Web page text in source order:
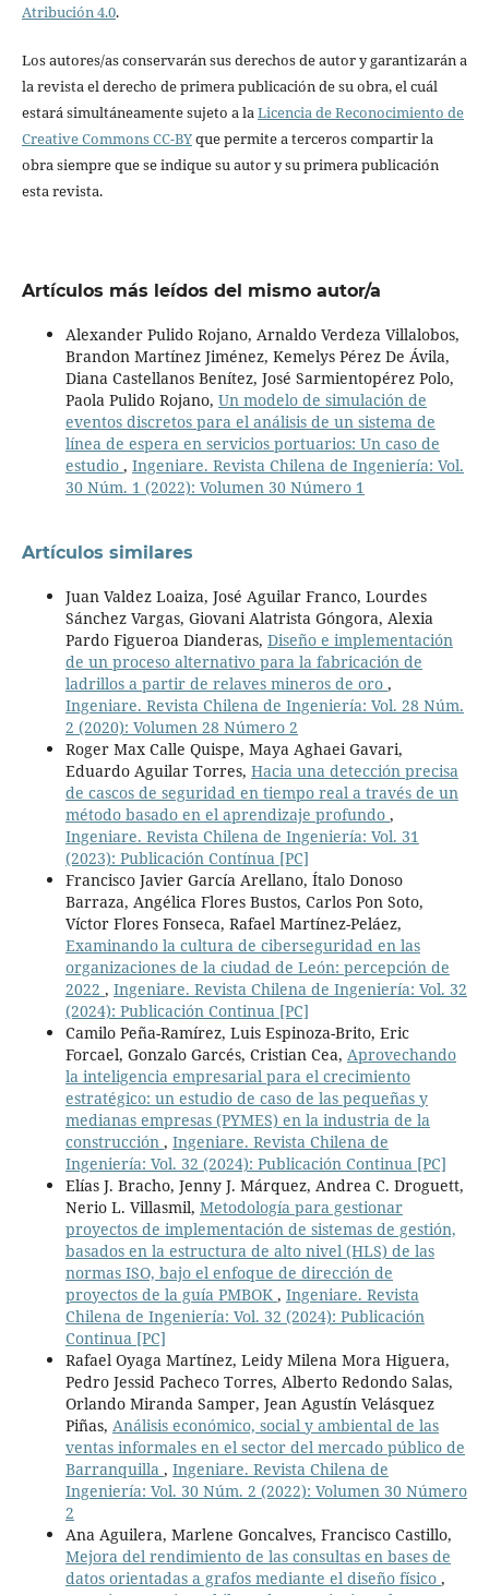
Atribución 4.0.
Los autores/as conservarán sus derechos de autor y garantizarán a
la revista el derecho de primera publicación de su obra, el cuál
estará simultáneamente sujeto a la Licencia de Reconocimiento de
Creative Commons CC-BYque permite a terceros compartir la
obra siempre que se indique su autor y su primera publicación
esta revista.
Artículos más leídos del mismo autor/a
Alexander Pulido Rojano, Arnaldo Verdeza Villalobos,
Brandon Martínez Jiménez, Kemelys Pérez De Ávila,
Diana Castellanos Benítez, José Sarmientopérez Polo,
Paola Pulido Rojano, Un modelo de simulación de
eventos discretos para el análisis de un sistema de
línea de espera en servicios portuarios: Un caso de
estudio , Ingeniare. Revista Chilena de Ingeniería: Vol.
30 Núm. 1 (2022): Volumen 30 Número 1
Artículos similares
Juan Valdez Loaiza, José Aguilar Franco, Lourdes
Sánchez Vargas, Giovani Alatrista Góngora, Alexia
Pardo Figueroa Dianderas, Diseño e implementación
de un proceso alternativo para la fabricación de
ladrillos a partir de relaves mineros de oro ,
Ingeniare. Revista Chilena de Ingeniería: Vol. 28 Núm.
2 (2020): Volumen 28 Número 2
Roger Max Calle Quispe, Maya Aghaei Gavari,
Eduardo Aguilar Torres, Hacia una detección precisa
de cascos de seguridad en tiempo real a través de un
método basado en el aprendizaje profundo ,
Ingeniare. Revista Chilena de Ingeniería: Vol. 31
(2023): Publicación Contínua [PC]
Francisco Javier García Arellano, Ítalo Donoso
Barraza, Angélica Flores Bustos, Carlos Pon Soto,
Víctor Flores Fonseca, Rafael Martínez-Peláez,
Examinando la cultura de ciberseguridad en las
organizaciones de la ciudad de León: percepción de
2022 , Ingeniare. Revista Chilena de Ingeniería: Vol. 32
(2024): Publicación Continua [PC]
Camilo Peña-Ramírez, Luis Espinoza-Brito, Eric
Forcael, Gonzalo Garcés, Cristian Cea, Aprovechando
la inteligencia empresarial para el crecimiento
estratégico: un estudio de caso de las pequeñas y
medianas empresas (PYMES) en la industria de la
construcción , Ingeniare. Revista Chilena de
Ingeniería: Vol. 32 (2024): Publicación Continua [PC]
Elías J. Bracho, Jenny J. Márquez, Andrea C. Droguett,
Nerio L. Villasmil, Metodología para gestionar
proyectos de implementación de sistemas de gestión,
basados en la estructura de alto nivel (HLS) de las
normas ISO, bajo el enfoque de dirección de
proyectos de la guía PMBOK , Ingeniare. Revista
Chilena de Ingeniería: Vol. 32 (2024): Publicación
Continua [PC]
Rafael Oyaga Martínez, Leidy Milena Mora Higuera,
Pedro Jessid Pacheco Torres, Alberto Redondo Salas,
Orlando Miranda Samper, Jean Agustín Velásquez
Piñas, Análisis económico, social y ambiental de las
ventas informales en el sector del mercado público de
Barranquilla , Ingeniare. Revista Chilena de
Ingeniería: Vol. 30 Núm. 2 (2022): Volumen 30 Número
2
Ana Aguilera, Marlene Goncalves, Francisco Castillo,
Mejora del rendimiento de las consultas en bases de
datos orientadas a grafos mediante el diseño físico ,